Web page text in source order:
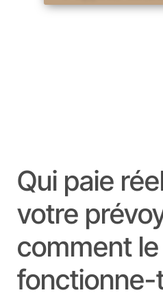
Qui paie
votre
comment
fonctionne-